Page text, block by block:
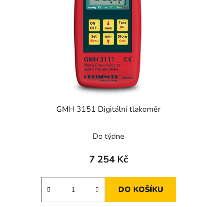
GMH 3151 Digitální tlakoměr
Do týdne
7 254 Kč
DO KOŠÍKU